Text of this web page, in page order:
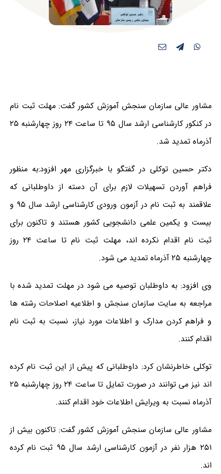
مشاور عالی سازمان سنجش آموزش کشور گفت: مهلت ثبت نام
در کنکور کارشناسی ارشد سال ۹۵ تا ساعت ۲۴ روز چهارشنبه ۲۵
آذرماه تمدید شد.
دکتر حسین توکلی در گفتگو با خبرگزاری مهر افزود:به منظور
فراهم آوردن تسهیلات لازم برای آن دسته از داوطلبانی که
علاقمند به ثبت نام در آزمون ورودی کارشناسی ارشد سال ۹۵ و
بیست و یکمین علمی دانشجویی کشور هستند و تاکنون برای
ثبت نام اقدام نکرده اند، مهلت ثبت نام تا ساعت ۲۴ روز
چهارشنبه ۲۵ آذرماه تمدید می شود.
وی افزود: به داوطلبان توصیه می شود در مهلت تمدید شده با
مراجعه به سایت سازمان سنجش و اطلاعیه اصلاحات رشته ها
و فراهم کردن مدارک و اطلاعات مورد نیاز، نسبت به ثبت نام
اقدام کنند.
توکلی خاطرنشان کرد: داوطلبانی که پیش از این ثبت نام کرده
اند نیز می توانند در صورت تمایل تا ساعت ۲۴ روز چهارشنبه ۲۵
آذرماه نسبت به ویرایش اطلاعات خود اقدام کنند.
مشاور عالی سازمان سنجش آموزش کشور گفت: تاکنون بیش از
۲۵۱ هزار نفر در آزمون کارشناسی ارشد سال ۹۵ ثبت نام کرده
اند.